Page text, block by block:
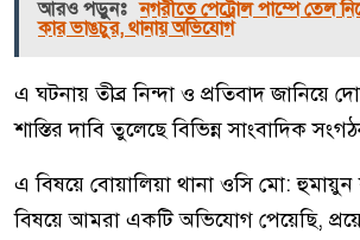
আরও পড়ুনঃ নগরীতে পেট্রোল পাম্পে তেল
কার ভাঙচুর, থানায় অভিযোগ
এ ঘটনায় তীব্র নিন্দা ও প্রতিবাদ জানিয়ে
শাস্তির দাবি তুলেছে বিভিন্ন সাংবাদিক
এ বিষয়ে বোয়ালিয়া থানা ওসি মো:
বিষয়ে আমরা একটি অভিযোগ পেয়েছি,